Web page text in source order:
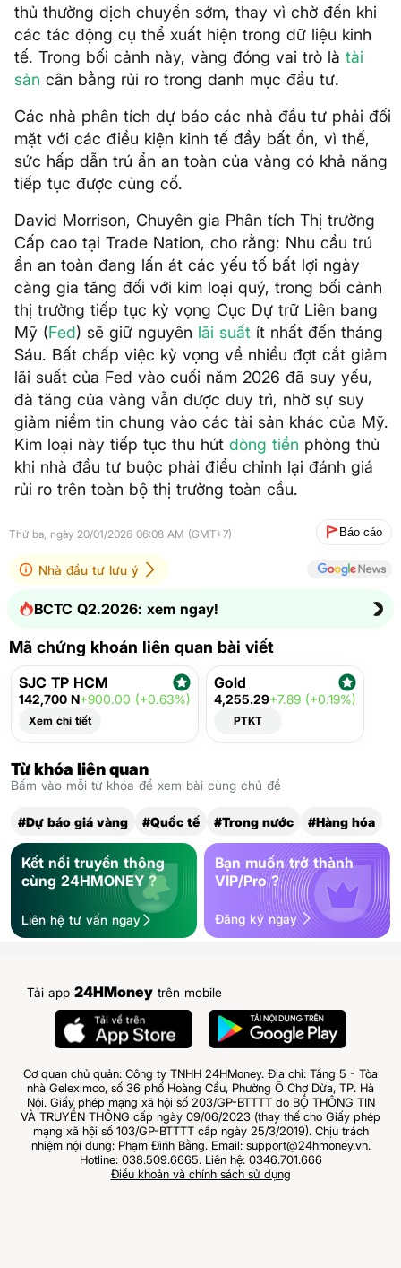
thủ thường dịch chuyển sớm, thay vì chờ đến khi
các tác động cụ thể xuất hiện trong dữ liệu kinh
tế. Trong bối cảnh này, vàng đóng vai trò là tài
sản cân bằng rủi ro trong danh mục đầu tư.
Các nhà phân tích dự báo các nhà đầu tư phải đối
mặt với các điều kiện kinh tế đầy bất ổn, vì thế,
sức hấp dẫn trú ẩn an toàn của vàng có khả năng
tiếp tục được củng cố.
David Morrison, Chuyên gia Phân tích Thị trường
Cấp cao tại Trade Nation, cho rằng: Nhu cầu trú
ẩn an toàn đang lấn át các yếu tố bất lợi ngày
càng gia tăng đối với kim loại quý, trong bối cảnh
thị trường tiếp tục kỳ vọng Cục Dự trữ Liên bang
Mỹ (Fed) sẽ giữ nguyên lãi suất ít nhất đến tháng
Sáu. Bất chấp việc kỳ vọng về nhiều đợt cắt giảm
lãi suất của Fed vào cuối năm 2026 đã suy yếu,
đà tăng của vàng vẫn được duy trì, nhờ sự suy
giảm niềm tin chung vào các tài sản khác của Mỹ.
Kim loại này tiếp tục thu hút dòng tiền phòng thủ
khi nhà đầu tư buộc phải điều chỉnh lại đánh giá
rủi ro trên toàn bộ thị trường toàn cầu.
Thứ ba, ngày 20/01/2026 06:08 AM (GMT+7) Báo cáo
Nhà đầu tư lưu ý
BCTC Q2.2026: xem ngay!
Mã chứng khoán liên quan bài viết
SJC TP HCM
142,700 N+900.00 (+0.63%)
Xem chi tiết
Gold
4,255.29+7.89 (+0.19%)
PTKT
Từ khóa liên quan
Bấm vào mỗi từ khóa để xem bài cùng chủ đề
#Dự báo giá vàng #Quốc tế #Trong nước #Hàng hóa
Kết nối truyền thông
cùng 24HMONEY ?
Liên hệ tư vấn ngay
Bạn muốn trở thành
VIP/Pro ?
Đăng ký ngay
Tải app 24HMoney trên mobile
Cơ quan chủ quản: Công ty TNHH 24HMoney. Địa chỉ: Tầng 5 - Tòa
nhà Geleximco, số 36 phố Hoàng Cầu, Phường Ô Chợ Dừa, TP. Hà
Nội. Giấy phép mạng xã hội số 203/GP-BTTTT do BỘ THÔNG TIN
VÀ TRUYỀN THÔNG cấp ngày 09/06/2023 (thay thế cho Giấy phép
mạng xã hội số 103/GP-BTTTT cấp ngày 25/3/2019). Chịu trách
nhiệm nội dung: Phạm Đình Bằng. Email: support@24hmoney.vn.
Hotline: 038.509.6665. Liên hệ: 0346.701.666
Điều khoản và chính sách sử dụng